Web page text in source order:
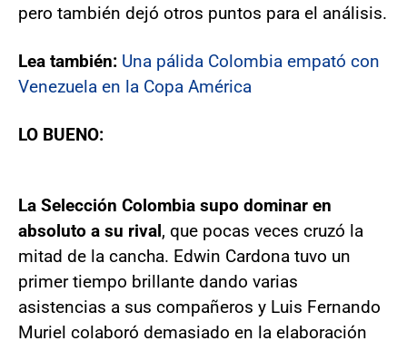
pero también dejó otros puntos para el análisis.
Lea también: Una pálida Colombia empató con
Venezuela en la Copa América
LO BUENO:
La Selección Colombia supo dominar en
absoluto a su rival, que pocas veces cruzó la
mitad de la cancha. Edwin Cardona tuvo un
primer tiempo brillante dando varias
asistencias a sus compañeros y Luis Fernando
Muriel colaboró demasiado en la elaboración